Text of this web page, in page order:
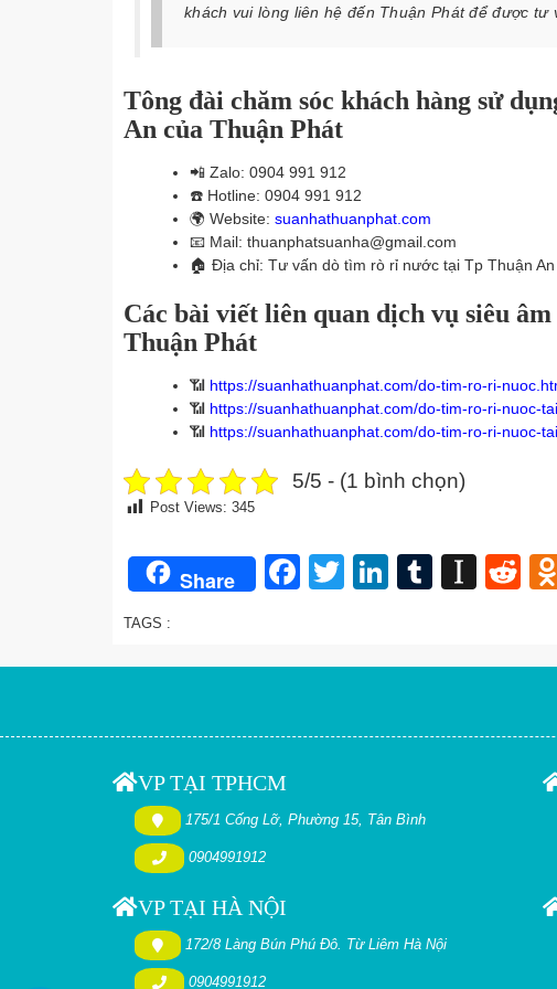
khách vui lòng liên hệ đến Thuận Phát để được tư
Tông đài chăm sóc khách hàng sử
An của Thuận Phát
📲 Zalo: 0904 991 912
☎️ Hotline: 0904 991 912
🌍 Website: suanhathuanphat.com
📧 Mail: thuanphatsuanha@gmail.com
🏠 Địa chỉ: Tư vấn dò tìm rò rỉ nước tại Tp Thuận An
Các bài viết liên quan dịch vụ siêu
Thuận Phát
📶 https://suanhathuanphat.com/do-tim-ro-ri-
📶 https://suanhathuanphat.com/do-tim-ro-ri-nuoc-
📶 https://suanhathuanphat.com/do-tim-ro-ri-nuoc-
5/5 - (1 bình chọn)
Post Views: 345
Share Facebook
TwitterLinkedIn
Tumblr
TAGS :
VP TẠI TPHCM
175/1 Cống Lỡ, Phường 15, Tân Bình
0904991912
VP TẠI HÀ NỘI
172/8 Làng Bún Phú Đô. Từ Liêm Hà Nội
0904991912